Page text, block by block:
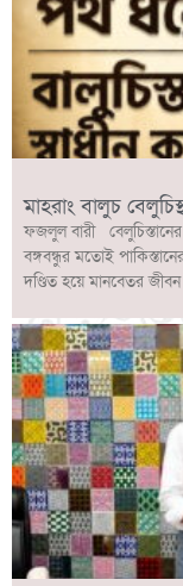
মাহরাং বালুচ
ফজলুল বারী
বঙ্গবন্ধুর মতোই
দণ্ডিত হয়ে মানবেতর